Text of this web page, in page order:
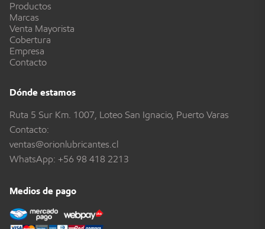
Productos
Marcas
Venta Mayorista
Cobertura
Empresa
Contacto
Dónde estamos
Ruta 5 Sur Km. 1007, Loteo San Ignacio, Puerto Varas
Contacto:
ventas@orionlubricantes.cl
WhatsApp: +56 98 418 2213
Medios de pago